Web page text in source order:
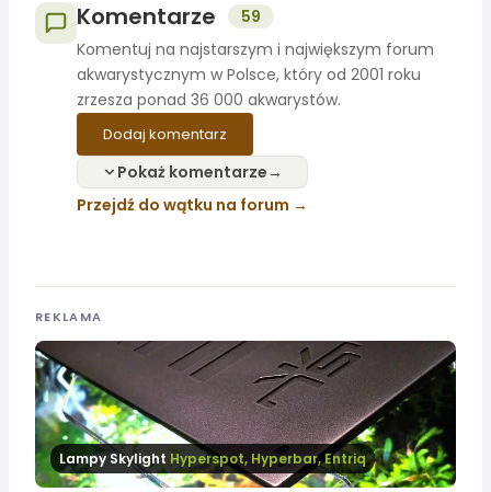
Komentarze
59
Komentuj na najstarszym i największym forum
akwarystycznym w Polsce, który od 2001 roku
zrzesza ponad 36 000 akwarystów.
Dodaj komentarz
Pokaż komentarze
Przejdź do wątku na forum
REKLAMA
Lampy Skylight Hyperspot, Hyperbar, Entriq